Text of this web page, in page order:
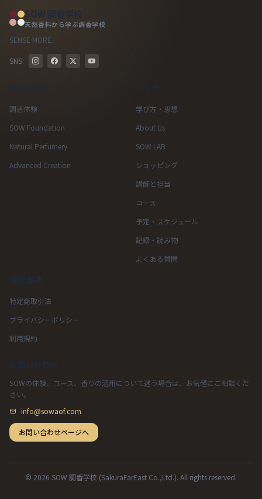
SOW 調香学校
天然香料から学ぶ調香学校
SENSE MORE.
SNS:
調香体験
SOW Foundation
Natural Perfumery
Advanced Creation
リンク
学び方・思想
About Us
SOW LAB
ショッピング
講師と担当
コース
予定・スケジュール
記録・読み物
よくある質問
法的事項
特定商取引法
プライバシーポリシー
利用規約
お問い合わせ
SOWの体験、コース、香りの活用について迷う場合は、お気軽にご相談くだ
さい。
info@sowaof.com
お問い合わせページへ
© 2026 SOW 調香学校 (SakuraFarEast Co.,Ltd.). All rights reserved.